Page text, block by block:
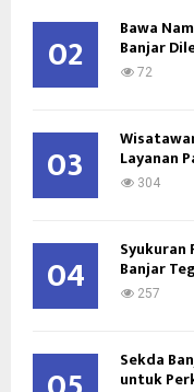
02 Bawa
Banjar
72
03 Layanan
304
04 Syukuran
Banjar
257
Sekda
untuk